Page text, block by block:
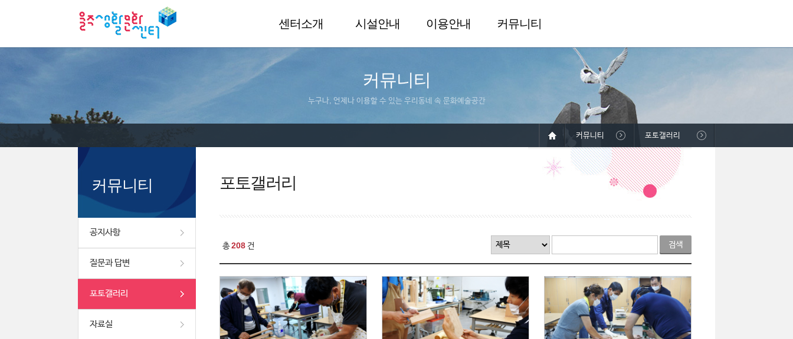
센터소개 시설안내 이용안내 커뮤니티
커뮤니티
누구나, 언제나 이용할 수 있는 우리동네 속 문화예술공간
커뮤니티
공지사항
질문과 답변
포토갤러리
자료실
커뮤니티 포토갤러리
포토갤러리
총208 건